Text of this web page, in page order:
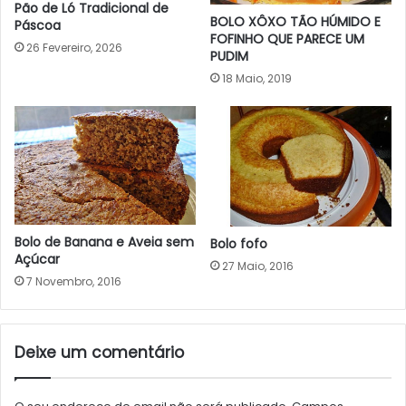
Pão de Ló Tradicional de
Páscoa
26 Fevereiro, 2026
BOLO XÔXO TÃO HÚMIDO E
FOFINHO QUE PARECE UM
PUDIM
18 Maio, 2019
Bolo de Banana e Aveia sem
Açúcar
7 Novembro, 2016
Bolo fofo
27 Maio, 2016
Deixe um comentário